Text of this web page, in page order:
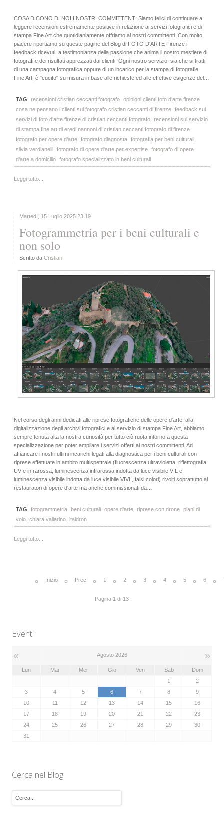
COSA DICONO DI NOI I NOSTRI COMMITTENTI Siamo felici di continuare a
leggere recensioni estremamente positive in relazione ai servizi fotografici e di
stampa Fine Art che quotidianiamente offriamo ai nostri committenti. Con molto
piacere riportiamo su queste pagine del Blog di FOTO D'ARTE Firenze i
feedback ricevuti, a testimonianza della passione che anima il nostro mestiere di
fotografi e dei risultati apprezzati dai clienti. Ogni nostro servizio, sia che si tratti
di una campagna fotografica oppure di un incarico per la stampa di fotografie
Fine Art, è "cucito" su misura in base alle richieste ed alle effettive esigenze del…
TAG recensioni cristian ceccanti fotografo opinioni clienti foto d'arte firenze
cosa ne pensano i clienti sul fotografo cristian ceccanti di firenze feedback sui
servizi di foto d'arte firenze di cristian ceccanti fotografo recensioni sul servizio
di stampa fine art di eredi nannoni di cristian ceccanti fotografo di firenze
fotografo per opere d'arte fotografo diagnosta fotografia per beni culturali
silvia verdianelli fotografo di opere d'arte per expertise fotografo di opere
d'arte a domicilio fotografo specializzato in beni culturali
Leggi tutto...
Martedì, 15 Luglio 2025 23:19
Fotogrammetria per i beni culturali e
non solo
Scritto da Cristian
Nel corso degli anni dedicati alle riprese fotografiche delle opere d'arte, alla
digitalizzazione degli archivi fotografici e al servizio di stampa Fine Art, abbiamo
sempre tenuta alta la nostra curiosità per tutto ciò ruota intorno a questa
specializzazione per poter ampliare i servizi offerti ai nostri committenti. Ad
affiancare i nostri ultimi incarichi legati alla diagnostica per i beni culturali con
riprese effettuate in ambito multispettrale (fluorescenza ultravioletta, riflettografia
UV e infrarossa, luminescenza infrarossa indotta da luce visibile VIL e
luminescenza visibile indotta da luce visibile VIVL, falsi colori) rivolti soprattutto ai
restauratori di opere d'arte ma anche commissionati da…
TAG fotogrammetria beni culturali opere d'arte riprese con drone piani di
volo chiara vallarino italdron
Leggi tutto...
Inizio Prec 1 2 3 4 5 6
Pagina 1 di 13
Eventi
« Agosto 2026 »
Lun Mar Mer Gio Ven Sab
Dom
1
2
3
4 5 6 7 8
9
10
11 12 13 14 15
16
17
18 19 20 21 22
23
24
25 26 27 28 29
30
31
Cerca nel Blog